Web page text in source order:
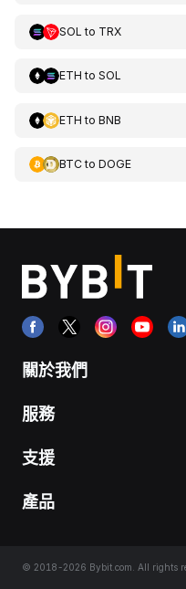
SOL to TRX
ETH to SOL
ETH to BNB
BTCto DOGE
關於我們
服務
支援
產品
© 2018-2026 Bybit.com. All rights